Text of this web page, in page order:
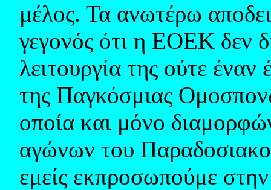
μέλος. Τα ανωτέρω
γεγονός ότι η ΕΟΕΚ δεν
λειτουργία της ούτε
της Παγκόσμιας
οποία και μόνο
αγώνων του
εμείς εκπροσωπούμε